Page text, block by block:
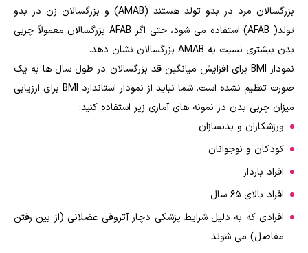
بزرگسالان مرد در بدو تولد هستند (AMAB) و بزرگسالان زن در بدو
تولد( AFAB) استفاده می شود، حتی اگر AFAB بزرگسالان معمولاً چربی
بدن بیشتری نسبت به AMAB بزرگسالان نشان دهد.
نمودار BMI برای افزایش میانگین قد بزرگسالان در طول سال ها به یک
صورت تنظیم نشده است. شما نباید از نمودار استاندارد BMI برای ارزیابی
میزان چربی بدن در نمونه های آماری زیر استفاده کنید:
ورزشکاران و بدنسازان
کودکان و نوجوانان
افراد باردار
افراد بالای 65 سال
افرادی که به دلیل شرایط پزشکی دچار آتروفی عضلانی (از بین رفتن
مفاصل) می شوند.